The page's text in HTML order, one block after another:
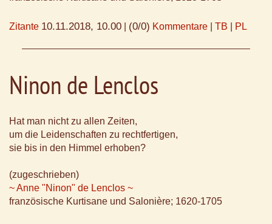
Zitante 10.11.2018, 10.00 (0/0) Kommentare TB PL
Ninon de Lenclos
Hat man nicht zu allen Zeiten,
um die Leidenschaften zu rechtfertigen,
sie bis in den Himmel erhoben?
(zugeschrieben)
~ Anne "Ninon" de Lenclos ~
französische Kurtisane und Salonière; 1620-1705